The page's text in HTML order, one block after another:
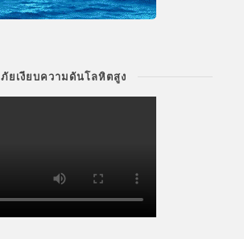
ภัยเงียบความดันโลหิตสูง